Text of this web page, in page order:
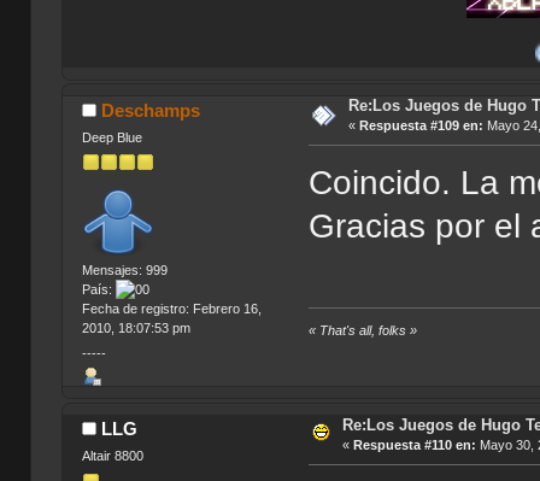
Mis
Deschamps
Deep Blue
Mensajes: 999
País:
Fecha de registro: Febrero 16,
2010, 18:07:53 pm
-----
Re:Los Juegos de Hugo
« Respuesta #109 en: Mayo
Coincido. La
Gracias por el
« That's all, folks »
LLG
Altair 8800
Re:Los Juegos de Hugo
« Respuesta #110 en: Mayo 30,